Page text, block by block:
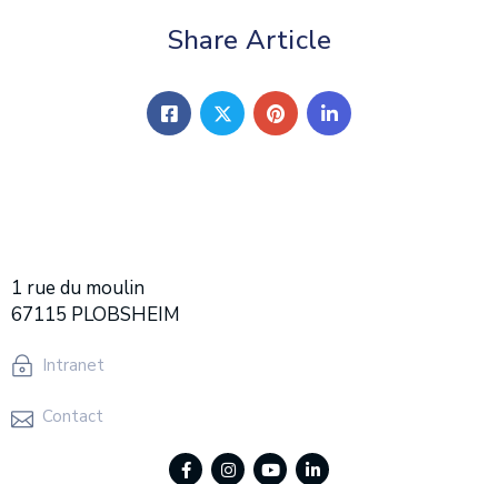
Share Article
1 rue du moulin
67115 PLOBSHEIM
Intranet
Contact